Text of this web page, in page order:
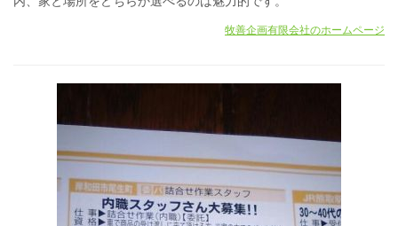
牧善企画有限会社のホームページ